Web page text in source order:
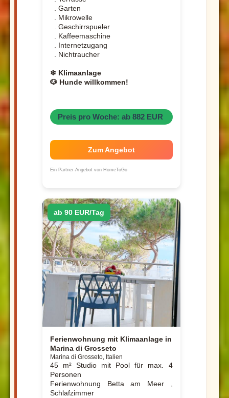
. Garten
. Mikrowelle
. Geschirrspueler
. Kaffeemaschine
. Internetzugang
. Nichtraucher
❄ Klimaanlage
🐶 Hunde willkommen!
Preis pro Woche: ab 882 EUR
Zum Angebot
Ein Partner-Angebot von HomeToGo
ab 90 EUR/Tag
Ferienwohnung mit Klimaanlage in
Marina di Grosseto
Marina di Grosseto, Italien
45 m² Studio mit Pool für max. 4
Personen
Ferienwohnung Betta am Meer ,
Schlafzimmer